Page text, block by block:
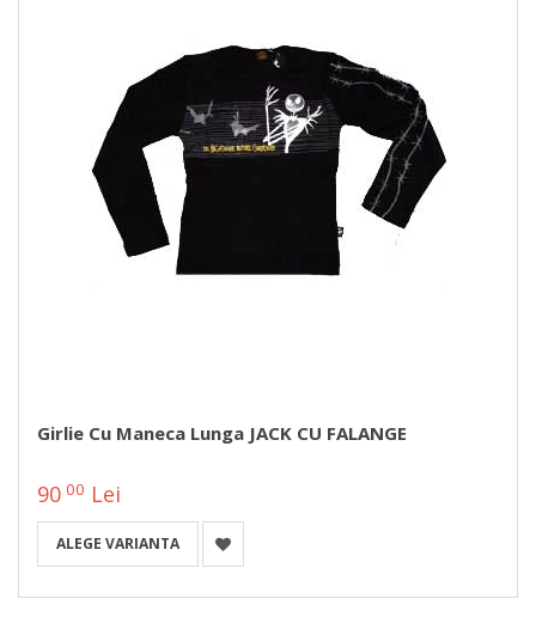
Girlie Cu Maneca Lunga JACK CU FALANGE
90 00 Lei
ALEGE VARIANTA